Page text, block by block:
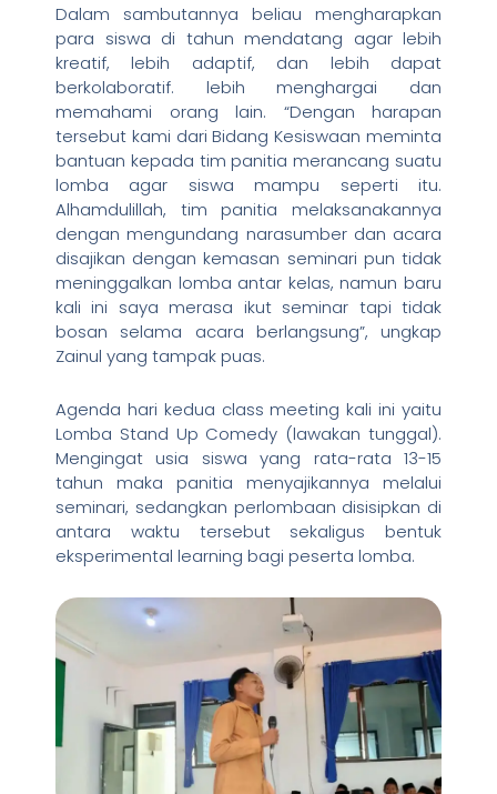
Dalam sambutannya beliau mengharapkan
para siswa di tahun mendatang agar lebih
kreatif, lebih adaptif, dan lebih dapat
berkolaboratif. lebih menghargai dan
memahami orang lain. “Dengan harapan
tersebut kami dari Bidang Kesiswaan meminta
bantuan kepada tim panitia merancang suatu
lomba agar siswa mampu seperti itu.
Alhamdulillah, tim panitia melaksanakannya
dengan mengundang narasumber dan acara
disajikan dengan kemasan seminari pun tidak
meninggalkan lomba antar kelas, namun baru
kali ini saya merasa ikut seminar tapi tidak
bosan selama acara berlangsung”, ungkap
Zainul yang tampak puas.
Agenda hari kedua class meeting kali ini yaitu
Lomba Stand Up Comedy (lawakan tunggal).
Mengingat usia siswa yang rata-rata 13-15
tahun maka panitia menyajikannya melalui
seminari, sedangkan perlombaan disisipkan di
antara waktu tersebut sekaligus bentuk
eksperimental learning bagi peserta lomba.